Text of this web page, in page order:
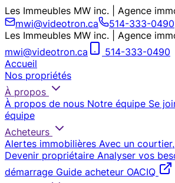
Les Immeubles MW inc. | Agence
mwi@videotron.ca
514-333-0490
Les Immeubles MW inc. | Agence
mwi@videotron.ca
514-333-0490
Accueil
Nos propriétés
À propos
À propos de nous Notre équipe Se
équipe
Acheteurs
Alertes immobilières Avec un
Devenir propriétaire Analyser vos
démarrage Guide acheteur OACIQ